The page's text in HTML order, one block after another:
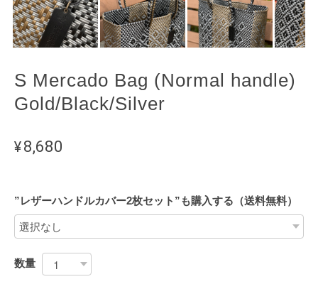
S Mercado Bag (Normal handle)
Gold/Black/Silver
¥8,680
”レザーハンドルカバー2枚セット”も購入する（送料無料）
数量